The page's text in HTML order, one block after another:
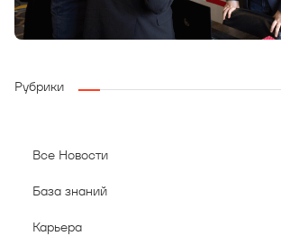
Рубрики
Все Новости
База знаний
Карьера